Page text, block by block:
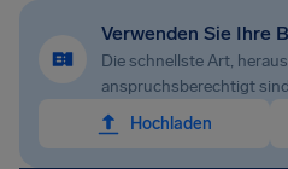
Verwenden Sie Ihre
Die schnellste Art,
anspruchsberechtigt sind
Hochladen